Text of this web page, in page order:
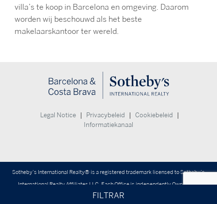
FILTRAR
villa’s te koop in Barcelona en omgeving. Daarom
worden wij beschouwd als het beste
makelaarskantoor ter wereld.
Legal Notice Privacybeleid Cookiebeleid
Informatiekanaal
Sotheby’s International Realty® is a registered trademark licensed to Sotheby’s
International Realty Affiliates LLC. Each Office is independently Owned and
Operated.